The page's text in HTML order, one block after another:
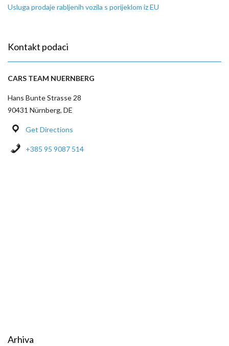
Usluga prodaje rabljenih vozila s porijeklom iz EU
Kontakt podaci
CARS TEAM NUERNBERG
Hans Bunte Strasse 28
90431 Nürnberg, DE
Get Directions
+385 95 9087 514
Arhiva